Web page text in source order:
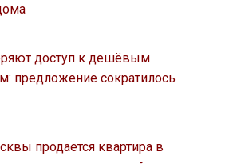
доступ к дешёвым
предложение сократилось
продается квартира в